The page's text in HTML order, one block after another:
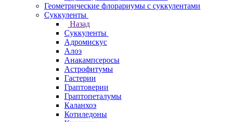
Геометрические флорариумы с суккулентами
Суккуленты
Назад
Суккуленты
Адромискус
Алоэ
Анакампсеросы
Астрофитумы
Гастерии
Граптоверии
Граптопеталумы
Каланхоэ
Котиледоны